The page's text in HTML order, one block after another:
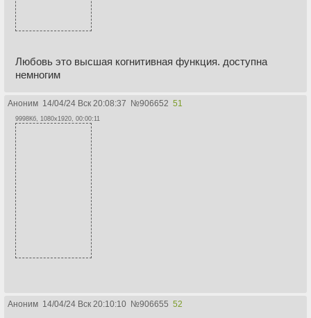
Любовь это высшая когнитивная функция. доступна
немногим
Аноним 14/04/24 Вск 20:08:37 №906652 51
9998Кб, 1080x1920, 00:00:11
Аноним 14/04/24 Вск 20:10:10 №906655 52